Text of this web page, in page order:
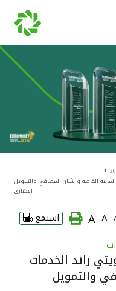
الخدمات المالية
الخاصة والأمان المصرفي والتمويل
العقاري
A
A استمع
رائد الخدمات
والتمويل